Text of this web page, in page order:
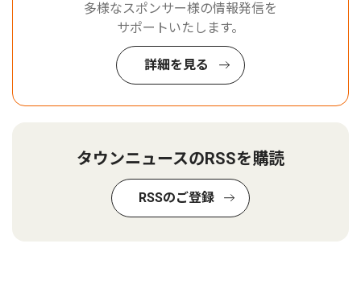
多様なスポンサー様の情報発信を
サポートいたします。
詳細を見る
タウンニュースのRSSを購読
RSSのご登録